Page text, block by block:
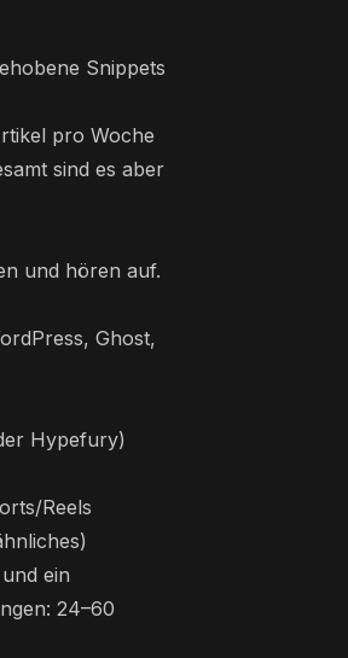
Snippets
pro Woche
sind es aber
und hören auf.
Ghost,
Hypefury)
Reels
ein
24–60